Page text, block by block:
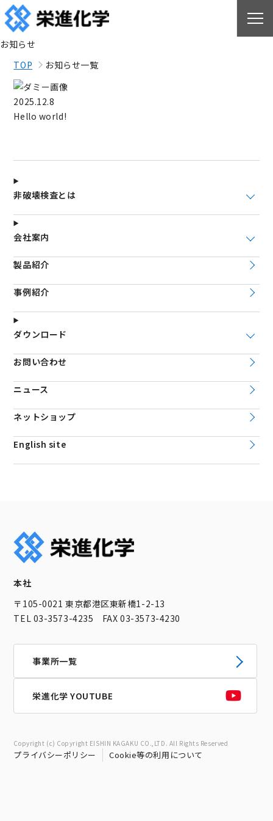
お知らせ
TOP
お知らせ一覧
2025.12.8
Hello world!
非破壊検査とは
会社案内
製品紹介
事例紹介
ダウンロード
お問い合わせ
ニュース
ネットショップ
English site
本社
〒105-0021 東京都港区東新橋1-2-13
TEL 03-3573-4235 FAX 03-3573-4230
事業所一覧
栄進化学 YOUTUBE
Copyright (c) Copyright EISHIN KAGAKU CO.,LTD. All Rights Reserved
プライバシーポリシー Cookie等の利用について